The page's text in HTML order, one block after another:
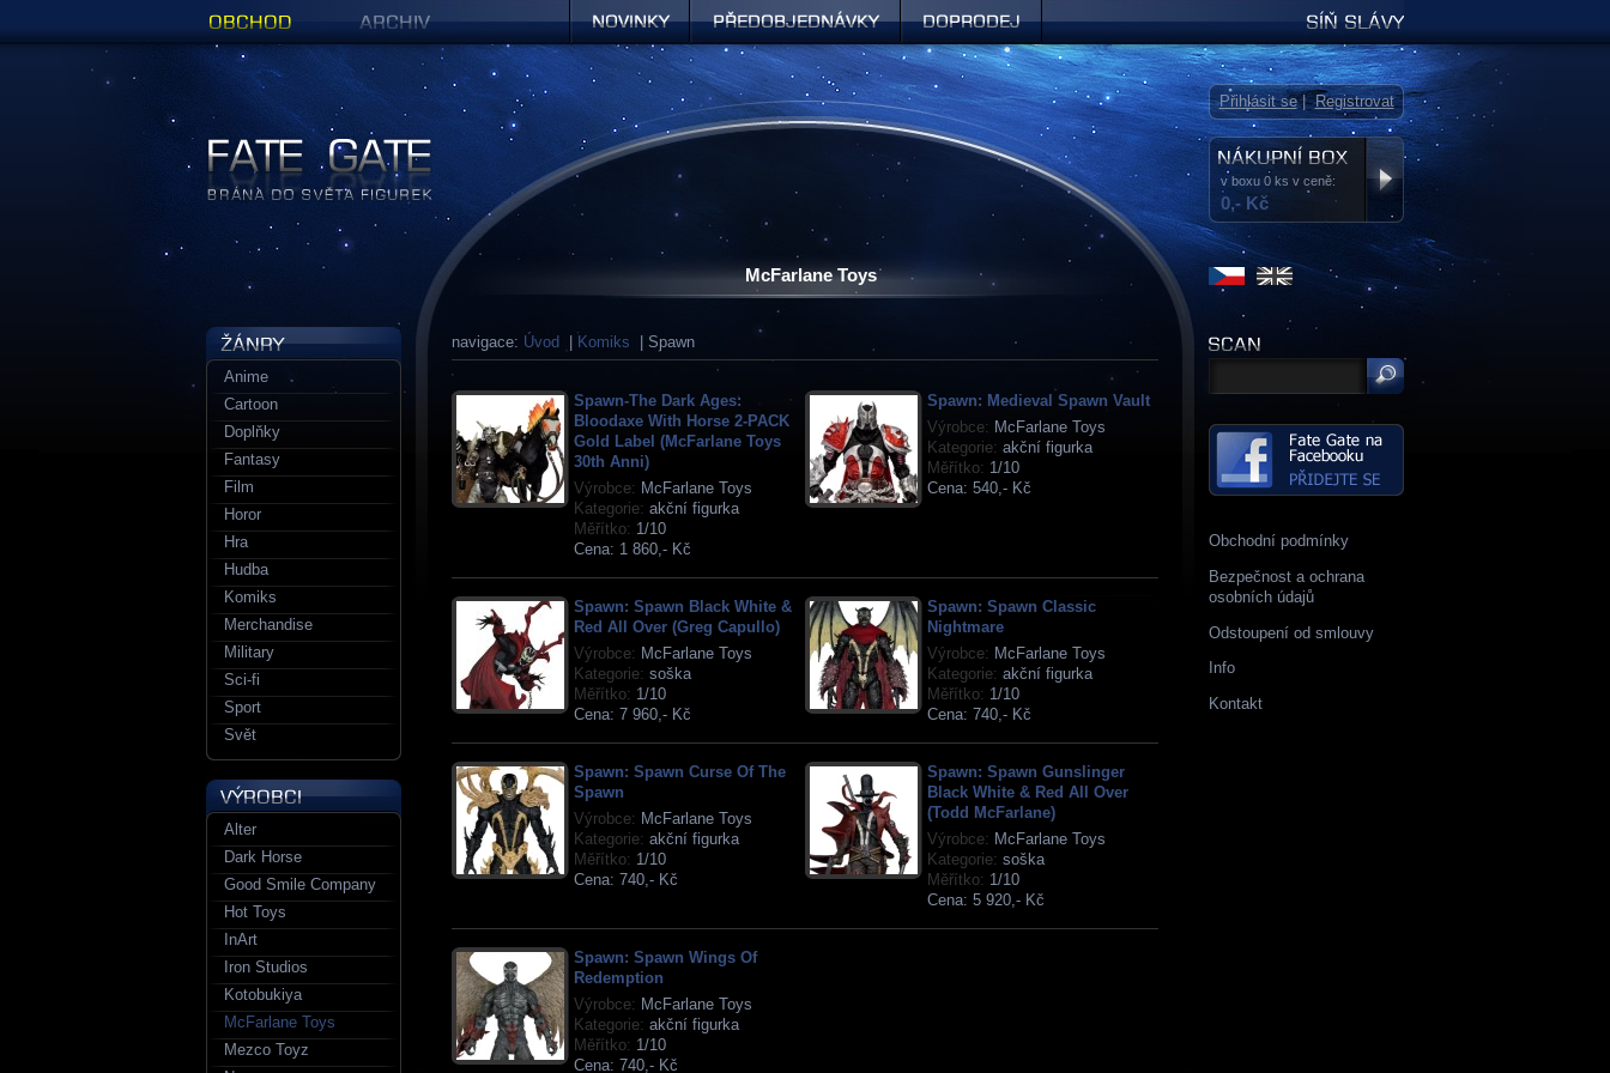
McFarlane Toys
navigace: Úvod Komiks | Spawn
Spawn-The Dark Ages:
Bloodaxe With Horse 2-PACK
Gold Label (McFarlane Toys
30th Anni)
Výrobce: McFarlane Toys
Kategorie: akční figurka
Měřítko: 1/10
Cena: 1 860,- Kč
Spawn: Medieval Spawn Vault
Výrobce: McFarlane Toys
Kategorie: akční figurka
Měřítko: 1/10
Cena: 540,- Kč
Spawn: Spawn Black White &
Red All Over (Greg Capullo)
Výrobce: McFarlane Toys
Kategorie: soška
Měřítko: 1/10
Cena: 7 960,- Kč
Spawn: Spawn Classic
Nightmare
Výrobce: McFarlane Toys
Kategorie: akční figurka
Měřítko: 1/10
Cena: 740,- Kč
Spawn: Spawn Curse Of The
Spawn
Výrobce: McFarlane Toys
Kategorie: akční figurka
Měřítko: 1/10
Cena: 740,- Kč
Spawn: Spawn Gunslinger
Black White & Red All Over
(Todd McFarlane)
Výrobce: McFarlane Toys
Kategorie: soška
Měřítko: 1/10
Cena: 5 920,- Kč
Spawn: Spawn Wings Of
Redemption
Výrobce: McFarlane Toys
Kategorie: akční figurka
Měřítko: 1/10
Cena: 740,- Kč
Obchodní podmínky
Bezpečnost a ochrana
osobních údajů
Odstoupení od smlouvy
Info
Kontakt
Anime
Cartoon
Doplňky
Fantasy
Film
Horor
Hra
Hudba
Komiks
Merchandise
Military
Sci-fi
Sport
Svět
Alter
Dark Horse
Good Smile Company
Hot Toys
InArt
Iron Studios
Kotobukiya
McFarlane Toys
Mezco Toyz
Figurky a sošky | Fate Gate
v boxu 0 ks v ceně:
0,- Kč
Přihlásit se|Registrovat
Předobjednávky Síň slávy